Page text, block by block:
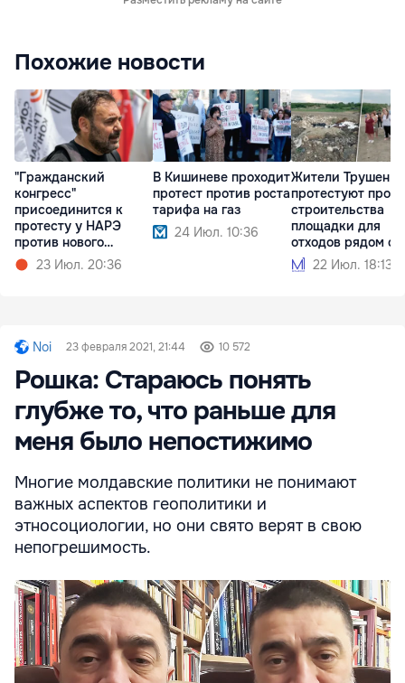
Похожие новости
"Гражданский
конгресс"
присоединится к
протесту у НАРЭ
против нового
тарифного шока
23 Июл. 20:36
В Кишиневе проходит
протест против роста
тарифа на газ
24 Июл. 10:36
Жители Трушен
протестуют
строительства
площадки для
отходов рядом с
домами
22 Июл. 18:13
Noi 23 февраля 2021, 21:44 10 572
Рошка: Стараюсь понять
глубже то, что раньше для
меня было непостижимо
Многие молдавские политики не понимают
важных аспектов геополитики и
этносоциологии, но они свято верят в свою
непогрешимость.